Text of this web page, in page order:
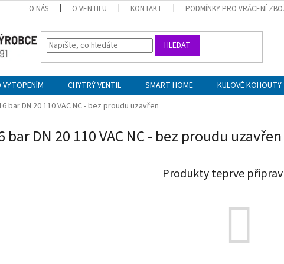
O NÁS O VENTILU KONTAKT PODMÍNKY PRO VRÁCENÍ
HLEDAT
VYTOPENÍM CHYTRÝ VENTIL SMART HOME KULOVÉ
bar DN 20 110 VAC NC - bez proudu uzavřen
bar DN 20 110 VAC NC - bez proudu uzavřen
Produkty teprve